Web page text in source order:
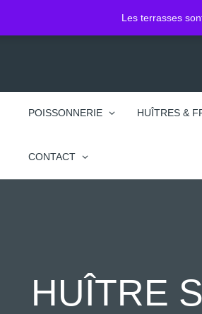
Les terrasses
2 Pl. Jean Jacques Rousseau
POISSONNERIE HUÎTRES &
CONTACT
HUÎTRE